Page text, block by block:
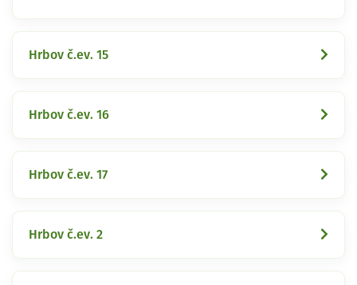
Hrbov č.ev. 15
Hrbov č.ev. 16
Hrbov č.ev. 17
Hrbov č.ev. 2